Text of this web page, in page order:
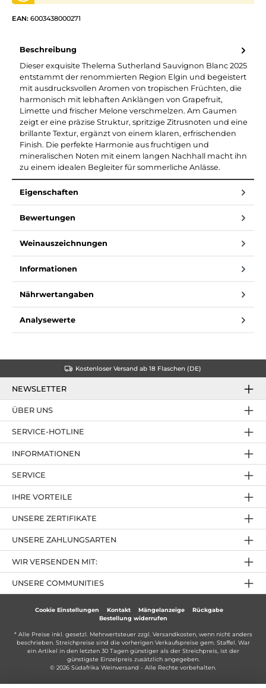
EAN: 6003438000271
Beschreibung
Dieser exquisite Thelema Sutherland Sauvignon Blanc 2025
entstammt der renommierten Region Elgin und begeistert
mit ausdrucksvollen Aromen von tropischen Früchten, die
harmonisch mit lebhaften Anklängen von Grapefruit,
Limette und frischer Melone verschmelzen. Am Gaumen
zeigt er eine präzise Struktur, spritzige Zitrusnoten und eine
brillante Textur, ergänzt von einem klaren, erfrischenden
Finish. Die perfekte Harmonie aus fruchtigen und
mineralischen Noten mit einem langen Nachhall macht ihn
zu einem idealen Begleiter für sommerliche Anlässe.
Eigenschaften
Bewertungen
Weinauszeichnungen
Informationen
Nährwertangaben
Analysewerte
Kostenloser Versand ab 18 Flaschen (DE)
NEWSLETTER
SERVICE-HOTLINE
IHRE VORTEILE
UNSERE ZAHLUNGSARTEN
ÜBER UNS
UNSERE ZERTIFIKATE
INFORMATIONEN
SERVICE
UNSERE COMMUNITIES
WIR VERSENDEN MIT:
Cookie Einstellungen Kontakt Mängelanzeige
Rückgabe
Bestellung widerrufen
* Alle Preise inkl. gesetzl. Mehrwertsteuer zzgl. Versandkosten, wenn nicht anders
beschrieben. Streichpreise sind die vorherigen Verkaufspreise gem. Staffel. War
ein Artikel in den letzten 30 Tagen günstiger als der Streichpreis, ist der
günstigste Einzelpreis zusätzlich angegeben.
© 2026 Südafrika Weinversand - Alle Rechte vorbehalten.